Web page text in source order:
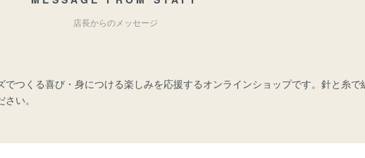
店長からのメッセージ
つくる喜び・身につける楽しみを応援するオンラインショップです。針と糸で
い。